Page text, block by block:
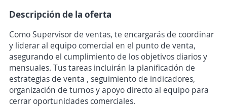
Descripción de la oferta
Como Supervisor de ventas, te encargarás de coordinar
y liderar al equipo comercial en el punto de venta,
asegurando el cumplimiento de los objetivos diarios y
mensuales. Tus tareas incluirán la planificación de
estrategias de venta , seguimiento de indicadores,
organización de turnos y apoyo directo al equipo para
cerrar oportunidades comerciales.